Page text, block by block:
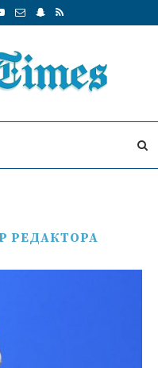
РЕДАКТОРА